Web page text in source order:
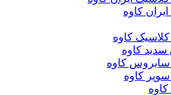
کاوه
کاوه
کاوه
کاوه
کاوه